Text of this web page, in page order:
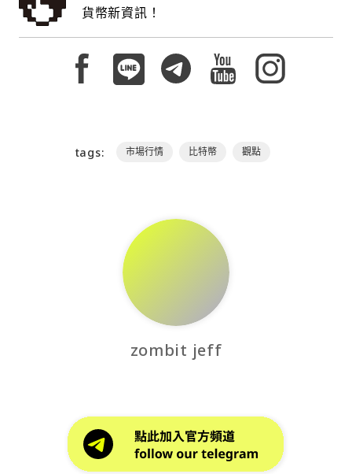
貨幣新資訊！
tags: 市場行情 比特幣 觀點
zombit jeff